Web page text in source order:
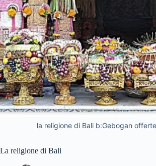
la religione di Bali b:Gebogan
La religione di Bali